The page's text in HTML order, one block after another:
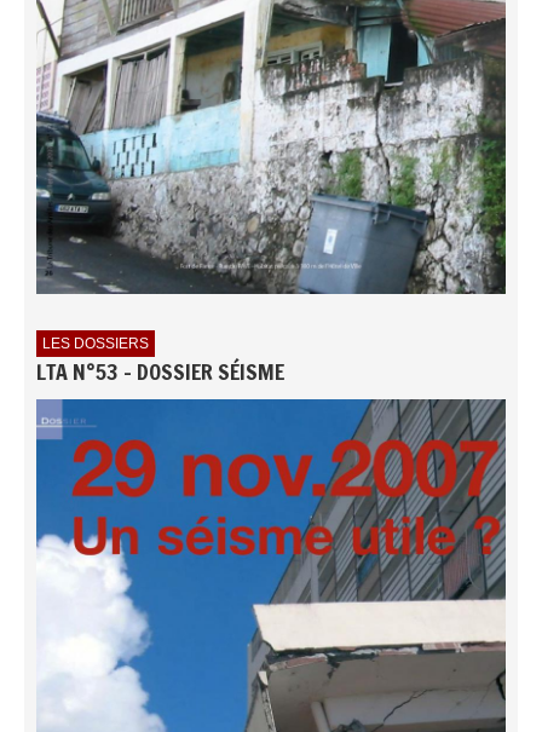
LES DOSSIERS
LTA N°53 - DOSSIER SÉISME